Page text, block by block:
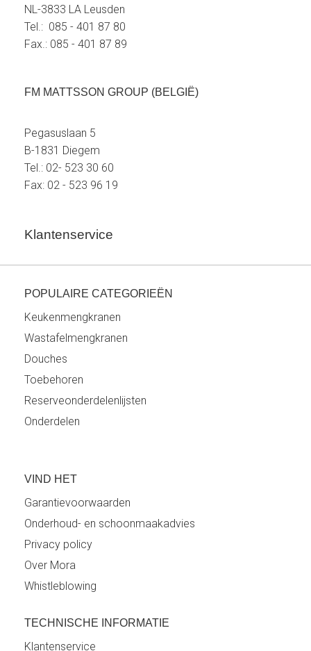
NL-3833 LA Leusden
Tel.: 085 - 401 87 80
Fax.: 085 - 401 87 89
FM MATTSSON GROUP (BELGIË)
Pegasuslaan 5
B-1831 Diegem
Tel.: 02- 523 30 60
Fax: 02 - 523 96 19
Klantenservice
POPULAIRE CATEGORIEËN
Keukenmengkranen
Wastafelmengkranen
Douches
Toebehoren
Reserveonderdelenlijsten
Onderdelen
VIND HET
Garantievoorwaarden
Onderhoud- en schoonmaakadvies
Privacy policy
Over Mora
Whistleblowing
TECHNISCHE INFORMATIE
Klantenservice